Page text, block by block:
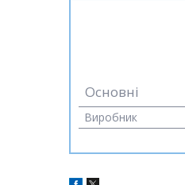
Основні
Виробник